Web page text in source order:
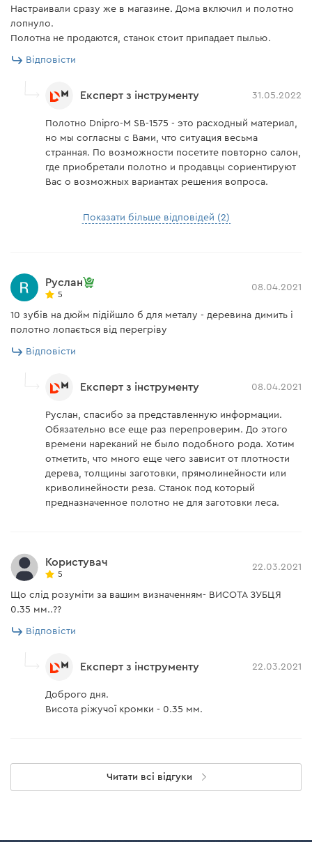
Настраивали сразу же в магазине. Дома включил и полотно
лопнуло.
Полотна не продаются, станок стоит припадает пылью.
Відповісти
Експерт з інструменту 31.05.2022
Полотно Dnipro-M SB-1575 - это расходный материал,
но мы согласны с Вами, что ситуация весьма
странная. По возможности посетите повторно салон,
где приобретали полотно и продавцы сориентируют
Вас о возможных вариантах решения вопроса.
Показати більше відповідей (2)
Руслан
5
08.04.2021
10 зубів на дюйм підійшло б для металу - деревина димить і
полотно лопається від перегріву
Відповісти
Експерт з інструменту 08.04.2021
Руслан, спасибо за представленную информации.
Обязательно все еще раз перепроверим. До этого
времени нареканий не было подобного рода. Хотим
отметить, что много еще чего зависит от плотности
дерева, толщины заготовки, прямолинейности или
криволинейности реза. Станок под который
предназначенное полотно не для заготовки леса.
Користувач
5
22.03.2021
Що слід розуміти за вашим визначенням- ВИСОТА ЗУБЦЯ
0.35 мм..??
Відповісти
Експерт з інструменту 22.03.2021
Доброго дня.
Висота ріжучої кромки - 0.35 мм.
Читати всі відгуки